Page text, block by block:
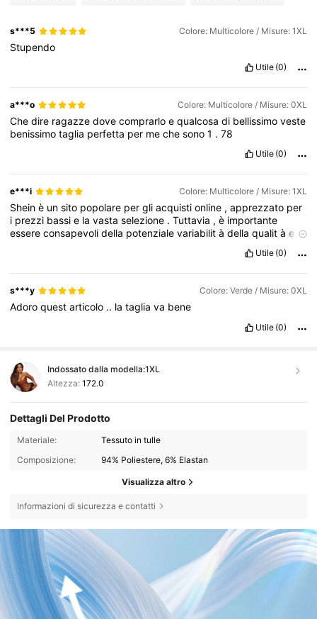
s***5 Colore: Multicolore / Misure: 1XL
Stupendo
Utile (0)
a***o Colore: Multicolore / Misure: 0XL
Chedire ragazzedovecomprarloequalcosadi bellissimoveste
benissimotaglia perfetta per mechesono1 .78
Utile (0)
e***i Colore: Multicolore / Misure: 1XL
Sheinè unsito popolare pergliacquistionline ,apprezzato per
i prezzi bassie lavastaselezione .Tuttavia ,è importante
essereconsapevolidella potenzialevariabilitàdellaqualitàe
deglialtriclienti
evalutareseilprodottoeilbrandsoddisfanoleproprie
aspettative
Utile (0)
s***y Colore: Verde / Misure: 0XL
Adoroquestarticolo .. latagliava bene
Utile (0)
Indossato dalla modella:1XL
Altezza: 172.0
Dettagli Del Prodotto
Materiale:
Tessuto in tulle
Composizione:
94% Poliestere, 6% Elastan
Visualizza altro
Informazioni di sicurezza e contatti